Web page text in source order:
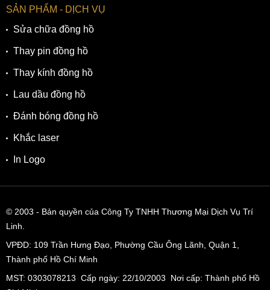
SẢN PHẨM - DỊCH VỤ
Sửa chữa đồng hồ
Thay pin đồng hồ
Thay kính đồng hồ
Lau dầu đồng hồ
Đánh bóng đồng hồ
Khắc laser
In Logo
© 2003 - Bản quyền của Công Ty TNHH Thương Mại Dịch Vụ Trí
Linh.
VPĐD: 109 Trần Hưng Đạo, Phường Cầu Ông Lãnh, Quận 1,
Thành phố Hồ Chí Minh
MST: 0303078213 Cấp ngày: 22/10/2003 Nơi cấp: Thành phố Hồ